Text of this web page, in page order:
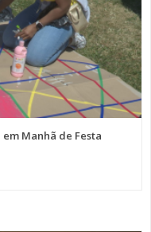
em Manhã de Festa